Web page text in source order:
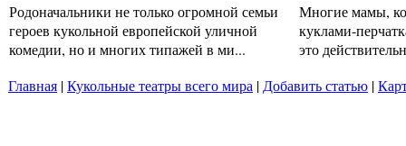
Родоначальники не только огромной семьи
героев кукольной европейской уличной
комедии, но и многих типажей в ми...
Многие мамы,
куклами-
это
Главная |Кукольные театры всего мира | Добавить статью |